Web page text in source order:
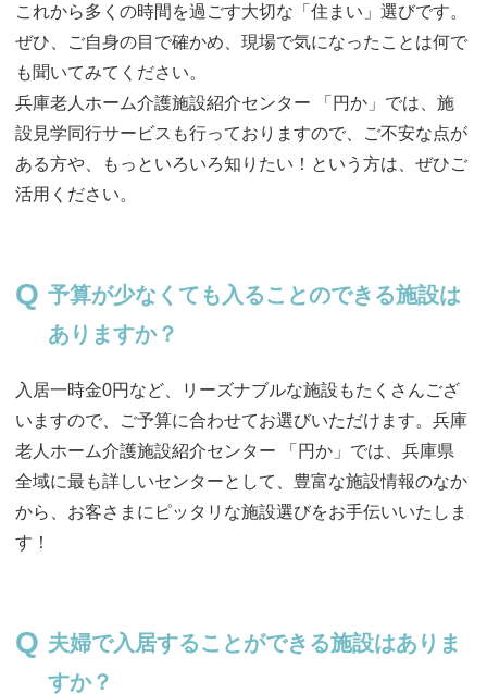
これから多くの時間を過ごす大切な「住まい」選びです。
ぜひ、ご自身の目で確かめ、現場で気になったことは何で
も聞いてみてください。
兵庫老人ホーム介護施設紹介センター 「円か」では、施
設見学同行サービスも行っておりますので、ご不安な点が
ある方や、もっといろいろ知りたい！という方は、ぜひご
活用ください。
予算が少なくても入ることのできる施設は
ありますか？
入居一時金0円など、リーズナブルな施設もたくさんござ
いますので、ご予算に合わせてお選びいただけます。兵庫
老人ホーム介護施設紹介センター 「円か」では、兵庫県
全域に最も詳しいセンターとして、豊富な施設情報のなか
から、お客さまにピッタリな施設選びをお手伝いいたしま
す！
夫婦で入居することができる施設はありま
すか？